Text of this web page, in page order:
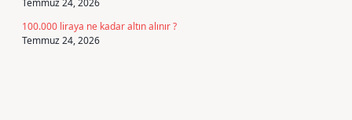
Temmuz 24, 2026
100.000 liraya ne kadar altın alınır ?
Temmuz 24, 2026